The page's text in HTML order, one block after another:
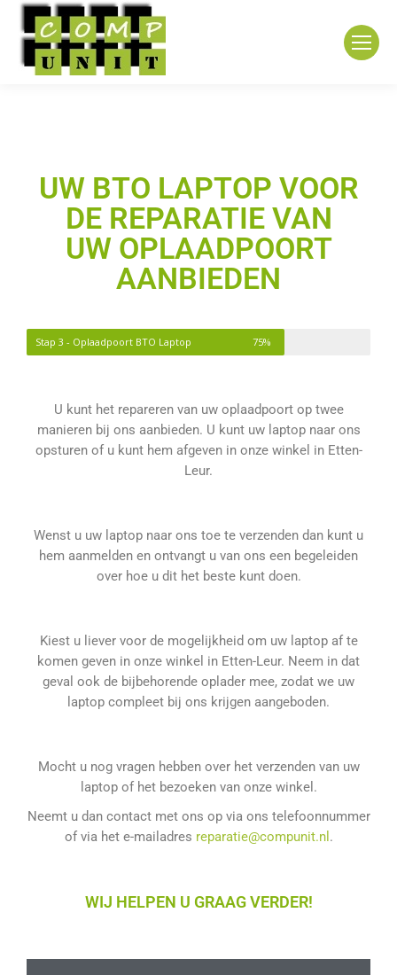
UW BTO LAPTOP VOOR
DE REPARATIE VAN
UW OPLAADPOORT
AANBIEDEN
Stap 3 - Oplaadpoort BTO Laptop 75%
U kunt het repareren van uw oplaadpoort op twee
manieren bij ons aanbieden. U kunt uw laptop naar ons
opsturen of u kunt hem afgeven in onze winkel in Etten-
Leur.
Wenst u uw laptop naar ons toe te verzenden dan kunt u
hem aanmelden en ontvangt u van ons een begeleiden
over hoe u dit het beste kunt doen.
Kiest u liever voor de mogelijkheid om uw laptop af te
komen geven in onze winkel in Etten-Leur. Neem in dat
geval ook de bijbehorende oplader mee, zodat we uw
laptop compleet bij ons krijgen aangeboden.
Mocht u nog vragen hebben over het verzenden van uw
laptop of het bezoeken van onze winkel.
Neemt u dan contact met ons op via ons telefoonnummer
of via het e-mailadres reparatie@compunit.nl .
WIJ HELPEN U GRAAG VERDER!